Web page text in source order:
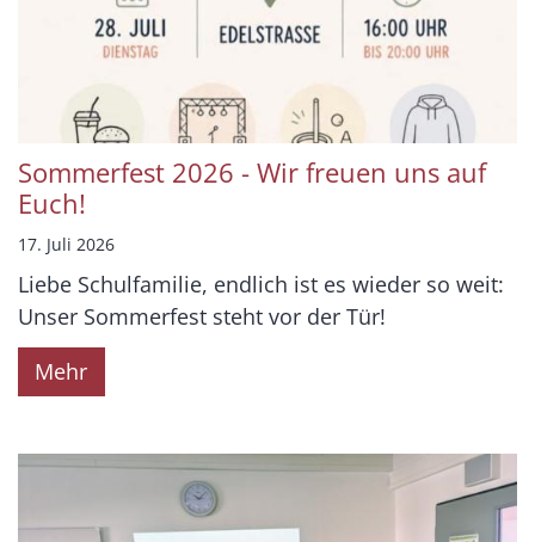
Sommerfest 2026 - Wir freuen uns auf
Euch!
17. Juli 2026
Liebe Schulfamilie, endlich ist es wieder so weit:
Unser Sommerfest steht vor der Tür!
Mehr